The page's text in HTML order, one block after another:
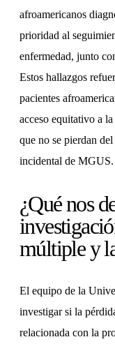
afroamericanos
prioridad al
enfermedad, junto
Estos hallazgos
pacientes
acceso equitativo a
que no se pierdan
incidental de MGUS.
¿Qué nos
múltiple y
El equipo de la
investigar si la
relacionada con la